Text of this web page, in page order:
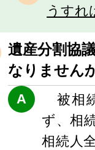
うすれ
遺産分割協
なりません
A
被相
ず、相
相続人